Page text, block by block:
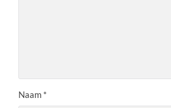
Naam *